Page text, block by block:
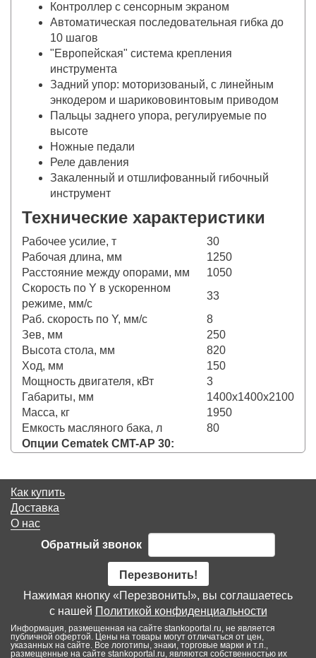
Контроллер с сенсорным экраном
Автоматическая последовательная гибка до
10 шагов
"Европейская" система крепления
инструмента
Задний упор: моторизованый, с линейным
энкодером и шарикововинтовым приводом
Пальцы заднего упора, регулируемые по
высоте
Ножные педали
Реле давления
Закаленный и отшлифованный гибочный
инструмент
Технические характеристики
Рабочее усилие, т
30
Рабочая длина, мм
1250
Расстояние между опорами, мм
1050
Скорость по Y в ускоренном
режиме, мм/с
33
Раб. скорость по Y, мм/с
8
Зев, мм
250
Высота стола, мм
820
Ход, мм
150
Мощность двигателя, кВт
3
Габариты, мм
1400х1400х2100
Масса, кг
1950
Емкость масляного бака, л
80
Опции Cematek CMT-АP 30:
Как купить
Доставка
О нас
Обратный звонок
Перезвонить!
Нажимая кнопку «Перезвонить!», вы соглашаетесь
с нашей Политикой конфиденциальности
Информация, размещенная на сайте stankoportal.ru, не является
публичной офертой. Цены на товары могут отличаться от цен,
указанных на сайте. Все логотипы, знаки, торговые марки и т.п.,
размещенные на сайте stankoportal.ru, являются собственностью их